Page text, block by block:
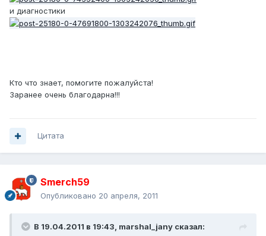
и диагностики
Кто что знает, помогите пожалуйста!
Заранее очень благодарна!!!
Цитата
Smerch59
Опубликовано 20 апреля, 2011
В 19.04.2011 в 19:43, marshal_jany сказал: